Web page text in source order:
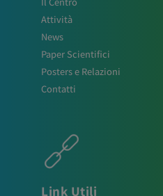
Attività
News
Paper Scientifici
Posters e Relazioni
Contatti
Link Utili